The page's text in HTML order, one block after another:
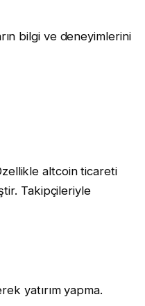
bilgi ve deneyimlerini
altcoin ticareti
Takipçileriyle
yatırım yapma.